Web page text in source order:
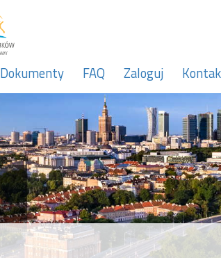
Dokumenty FAQ Zaloguj